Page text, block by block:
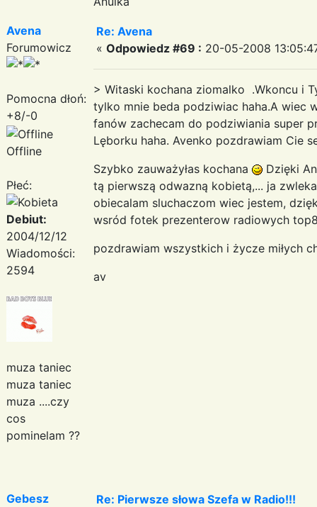
Avena
Forumowicz
Pomocna dłoń:
+8/-0
Offline
Płeć:
Debiut:
2004/12/12
Wiadomości:
2594
muza taniec
muza taniec
muza ....czy
cos
pominelam ??
Re: Avena
« Odpowiedz #69 : 20-05-2008
> Witaski kochana ziomalko .Wkoncu i
tylko mnie beda podziwiac haha.A wiec
fanów zachecam do podziwiania super
Lęborku haha. Avenko pozdrawiam Cie
Szybko zauważyłas kochana
Dzięki
tą pierwszą odwazną kobietą,... ja
obiecalam sluchaczom wiec jestem,
wsród fotek prezenterow radiowych
pozdrawiam wszystkich i życze miłych
av
Gebesz
Re: Pierwsze słowa Szefa w Radio!!!